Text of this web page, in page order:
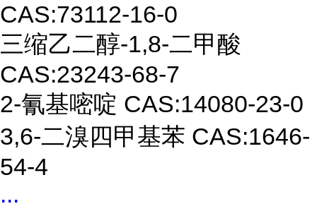
CAS:73112-16-0
三缩乙二醇-1,8-二甲酸
CAS:23243-68-7
2-氰基嘧啶 CAS:14080-23-0
3,6-二溴四甲基苯 CAS:1646-
54-4
...